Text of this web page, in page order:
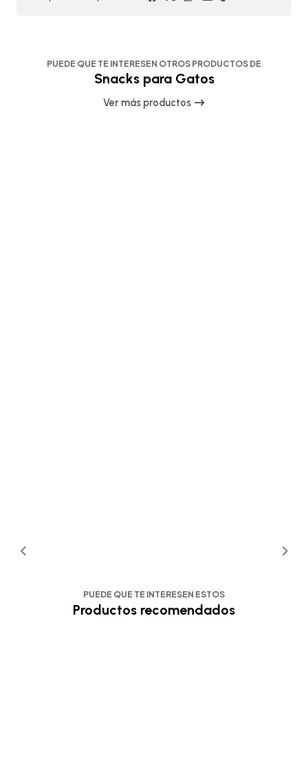
PUEDE QUE TE INTERESEN OTROS PRODUCTOS DE
Snacks para Gatos
Ver más productos
PUEDE QUE TE INTERESEN ESTOS
Productos recomendados